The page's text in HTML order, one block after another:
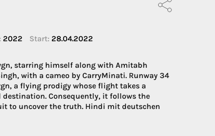
2022 Start: 28.04.2022
starring himself along with Amitabh
with a cameo by CarryMinati. Runway 34
a flying prodigy whose flight takes a
Consequently, it follows the
to uncover the truth. Hindi mit deutschen